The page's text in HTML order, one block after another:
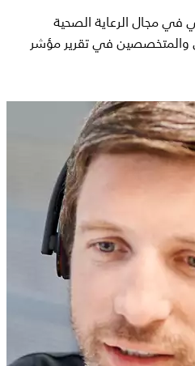
في مجال الرعاية الصحية
في تقرير مؤشر